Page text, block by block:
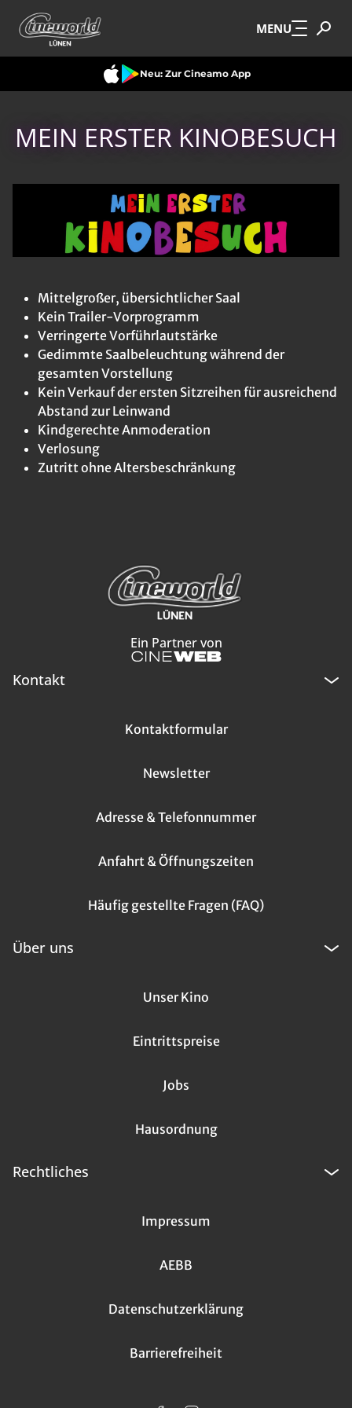
Zum Hauptinhalt springen MENU
Neu: Zur Cineamo App
MEIN ERSTER KINOBESUCH
Mittelgroßer, übersichtlicher Saal
Kein Trailer-Vorprogramm
Verringerte Vorführlautstärke
Gedimmte Saalbeleuchtung während der
gesamten Vorstellung
Kein Verkauf der ersten Sitzreihen für ausreichend
Abstand zur Leinwand
Kindgerechte Anmoderation
Verlosung
Zutritt ohne Altersbeschränkung
Ein Partner von
Kontakt
Kontaktformular
Newsletter
Adresse & Telefonnummer
Anfahrt & Öffnungszeiten
Häufig gestellte Fragen (FAQ)
Über uns
Unser Kino
Eintrittspreise
Jobs
Hausordnung
Rechtliches
Impressum
AEBB
Datenschutzerklärung
Barrierefreiheit